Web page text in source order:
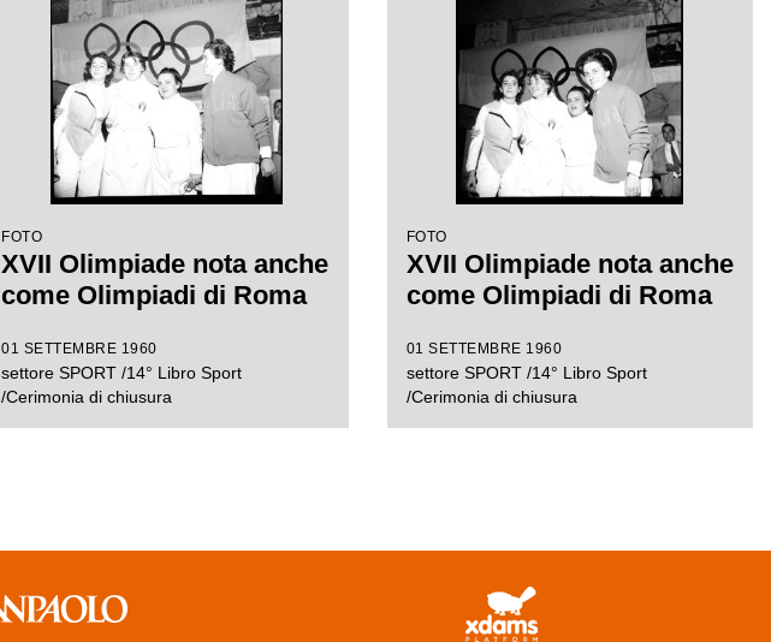
FOTO
XVII Olimpiade nota anche
come Olimpiadi di Roma
01 SETTEMBRE 1960
settore SPORT /14° Libro Sport
/Cerimonia di chiusura
FOTO
XVII Olimpiade nota anche
come Olimpiadi di Roma
01 SETTEMBRE 1960
settore SPORT /14° Libro Sport
/Cerimonia di chiusura